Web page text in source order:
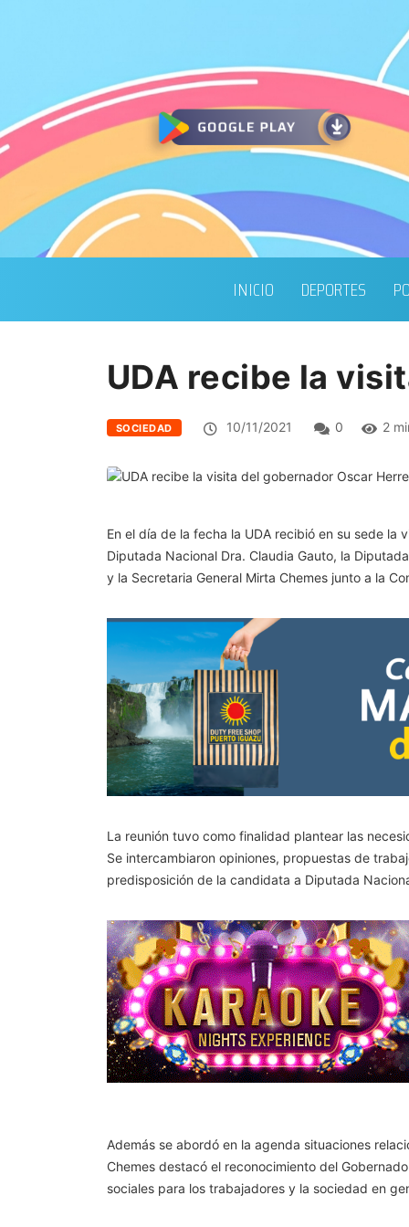
INICIO DEPORTES
UDA recibe la
SOCIEDAD 10/11/2021 0 2
En el día de la fecha la UDA recibió en su sede la
Diputada Nacional Dra. Claudia Gauto, la
y la Secretaria General Mirta Chemes junto a la
La reunión tuvo como finalidad plantear las
Se intercambiaron opiniones, propuestas de
predisposición de la candidata a Diputada
Además se abordó en la agenda situaciones
Chemes destacó el reconocimiento del
sociales para los trabajadores y la sociedad en